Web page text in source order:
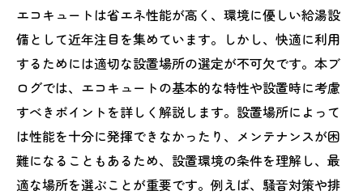
エコキュートは省エネ性能が高く、環境に優しい給湯設
備として近年注目を集めています。しかし、快適に利用
するためには適切な設置場所の選定が不可欠です。本ブ
ログでは、エコキュートの基本的な特性や設置時に考慮
すべきポイントを詳しく解説します。設置場所によって
は性能を十分に発揮できなかったり、メンテナンスが困
難になることもあるため、設置環境の条件を理解し、最
適な場所を選ぶことが重要です。例えば、騒音対策や排